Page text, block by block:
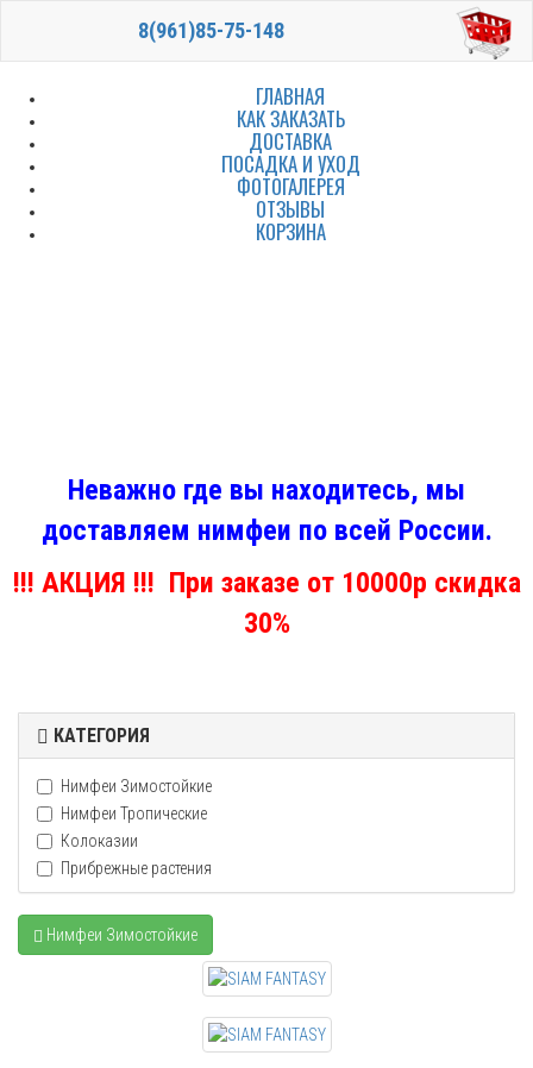
8(961)85-75-148
ГЛАВНАЯ
КАК ЗАКАЗАТЬ
ДОСТАВКА
ПОСАДКА И УХОД
ФОТОГАЛЕРЕЯ
ОТЗЫВЫ
КОРЗИНА
Неважно где вы находитесь, мы
доставляем нимфеи по всей России.
!!! АКЦИЯ !!! При заказе от 10000р скидка
30%
КАТЕГОРИЯ
Нимфеи Зимостойкие
Нимфеи Тропические
Колоказии
Прибрежные растения
Нимфеи Зимостойкие